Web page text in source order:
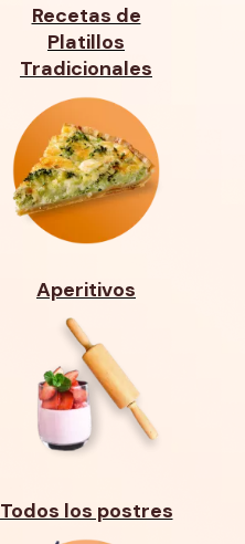
Recetas de
Platillos
Tradicionales
Aperitivos
Todos los postres